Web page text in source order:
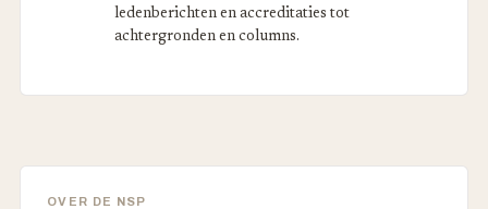
ledenberichten en accreditaties tot
achtergronden en columns.
OVER DE NSP